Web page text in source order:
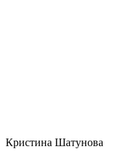
Кристина Шатунова